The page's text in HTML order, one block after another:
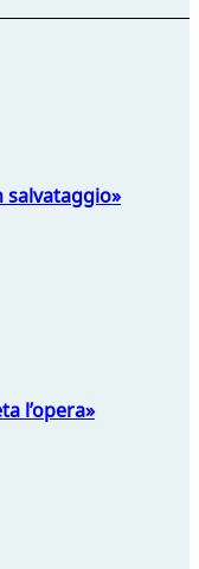
salvataggio»
l’opera»